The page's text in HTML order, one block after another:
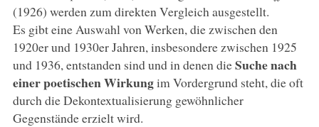
(1926) werden zum direkten Vergleich ausgestellt.
Es gibt eine Auswahl von Werken, die zwischen den
1920er und 1930er Jahren, insbesondere zwischen 1925
und 1936, entstanden sind und in denen dieSuche nach
einer poetischen Wirkungim Vordergrund steht, die oft
durch die Dekontextualisierung gewöhnlicher
Gegenstände erzielt wird.